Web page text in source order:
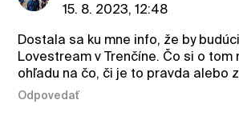
15. 8. 2023, 12:48
Dostala sa ku mne info, že by
Lovestream v Trenčíne. Čo si o tom
ohľadu na čo, či je to pravda alebo
Odpovedať